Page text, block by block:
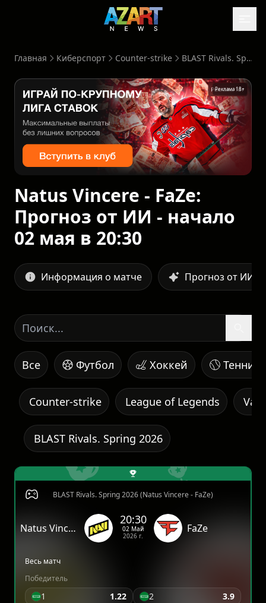
Главная Киберспорт Counter-strike BLAST Rivals. Spring 2026
Реклама 18+
Natus Vincere - FaZe:
Прогноз от ИИ - начало
02 мая в 20:30
Информация о матче Прогноз от ИИ
Все Футбол Хоккей Теннис
Counter-strike League of Legends
BLAST Rivals. Spring 2026
BLAST Rivals. Spring 2026 (Natus Vincere - FaZe)
Natus Vincere
20:30
02 Май
2026 г.
FaZe
Весь матч
Победитель
1 1.22 2 3.9